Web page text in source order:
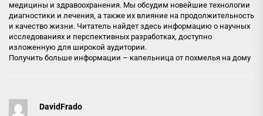
медицины и здравоохранения. Мы обсудим новейшие технологии
диагностики и лечения, а также их влияние на продолжительность
и качество жизни. Читатель найдет здесь информацию о научных
исследованиях и перспективных разработках, доступно
изложенную для широкой аудитории.
Получить больше информации – капельница от похмелья на дому
DavidFrado